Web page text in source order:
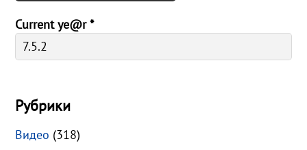
Current ye@r*
Рубрики
Видео (318)